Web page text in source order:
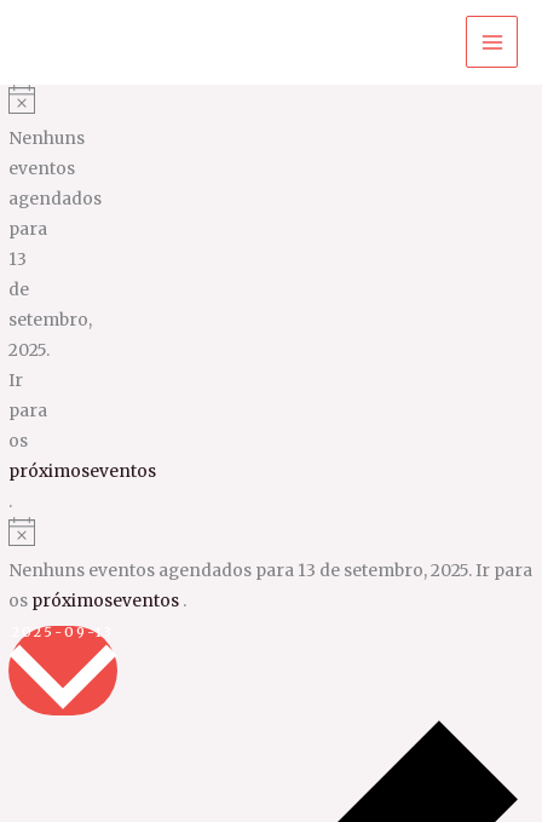
conteúdo
Nenhuns
eventos
agendados
para
13
de
setembro,
2025.
Ir
para
os
próximoseventos
.
Nenhuns eventos agendados para 13 de setembro, 2025. Ir para
os próximoseventos .
2025-09-13
a